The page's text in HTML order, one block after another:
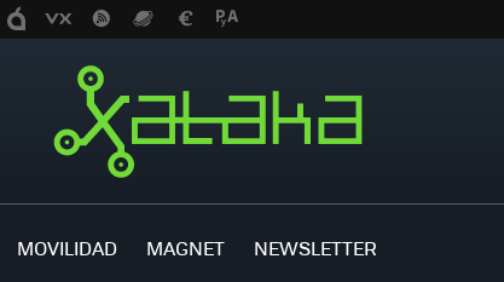
MOVILIDAD MAGNET NEWSLETTER